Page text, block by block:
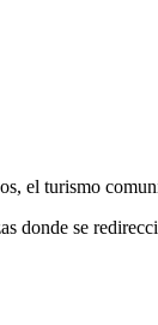
el turismo
donde se